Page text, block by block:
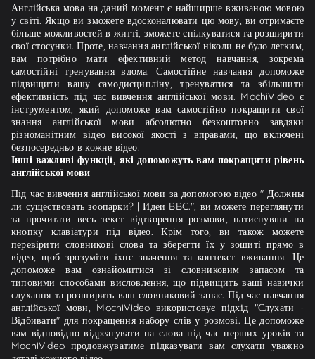
Англійська мова на даний момент є найширше вживаною мовою
у світі. Якщо ви зможете вдосконалювати цю мову, ви отримаєте
більше можливостей в житті, зможете спілкуватися та розширити
свої стосунки. Проте, навчання англійської ніколи не було легким,
вам потрібно мати ефективний метод навчання, зокрема
самостійні тренування вдома. Самостійне навчання допоможе
підвищити вашу самодисципліну, тренуватися та збільшити
ефективність під час вивчення англійської мови. MochiVideo є
інструментом, який допоможе вам самостійно покращити свої
знання англійської мови абсолютно безкоштовно завдяки
різноманітним відео високої якості з вправами, що включені
безпосередньо в кожне відео.
Інші важливі функції, які допоможуть вам покращити рівень
англійської мови
Під час вивчення англійської мови за допомогою відео " Должны
ли существовать зоопарки? | Идеи BBC.", ви можете переглянути
та прочитати весь текст відтворення розмови, натиснувши на
кнопку клавіатури під відео. Крім того, ви також можете
перевірити словникові слова та зберегти їх у зошиті прямо в
відео, щоб зрозуміти їхнє значення та контекст вживання. Це
допоможе вам ознайомитися зі словниковим запасом та
типовими способами висловлення, що підвищить ваші навички
слухання та розширить ваш словниковий запас. Під час навчання
англійської мови, MochiVideo використовує підхід "Слухати -
Відбивати" для покращення набору слів у розмові. Це допоможе
вам відповідно відреагувати на слова під час перших уроків та
MochiVideo продовжуватиме підказувати вам слухати уважно